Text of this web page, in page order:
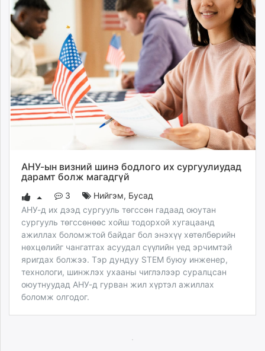
АНУ-ын визний шинэ бодлого их сургуулиудад
дарамт болж магадгүй
3 Нийгэм, Бусад
АНУ-д их дээд сургууль төгссөн гадаад оюутан
сургууль төгссөнөөс хойш тодорхой хугацаанд
ажиллах боломжтой байдаг бол энэхүү хөтөлбөрийн
нөхцөлийг чангатгах асуудал сүүлийн үед эрчимтэй
яригдах болжээ. Тэр дундуу STEM буюу инженер,
технологи, шинжлэх ухааны чиглэлээр суралцсан
оюутнуудад АНУ-д гурван жил хүртэл ажиллах
боломж олгодог.